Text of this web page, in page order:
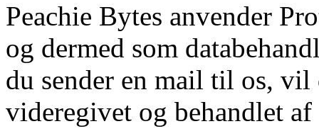
Peachie Bytes anvender
og dermed som
du sender en mail til os,
videregivet og behandlet